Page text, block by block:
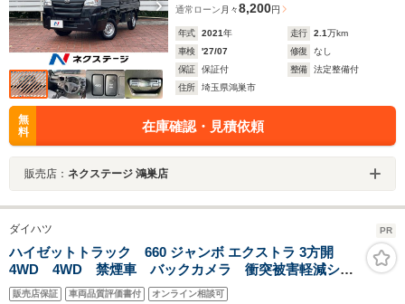
通常ローン 月々8,200円
年式 2021年 走行 2.1万km
車検
'27/07 修復
なし
保証
保証付 整備
法定整備付
住所
埼玉県鴻巣市
無
料
在庫確認・見積依頼
販売店： ネクステージ 鴻巣店
ダイハツ PR
ハイゼットトラック 660 ジャンボ エクストラ 3方開
4WD 4WD 禁煙車 バックカメラ 衝突被害軽減シス
テム LEDヘッドライト ETC Bluetooth
販売店保証 車両品質評価書付 オンライン相談可